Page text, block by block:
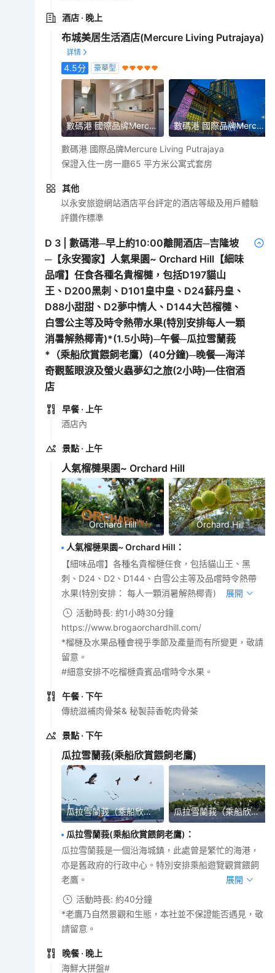
酒店 · 晚上
布城美居生活酒店(Mercure Living Putrajaya)
4.5分 豪華型
數碼港 國際品牌Mercure Living Putrajaya 數碼港 國際品牌Mercure Living Putrajaya
數碼港 國際品牌Mercure Living Putrajaya
保證入住一房一廳65 平方米公寓式套房
其他
以永安旅遊網站酒店平台評定的酒店等級及用戶體驗
評鑽作標準
D 3 |數碼港─早上約10:00離開酒店─吉隆坡
─【永安獨家】人氣果園~ Orchard Hill【細味
品嚐】任食各種名貴榴槤，包括D197貓山
王、D200黑刺、D101皇中皇、D24蘇丹皇、
D88小甜甜、D2夢中情人、D144大芭榴槤、
白雪公主等及時令熱帶水果(特別安排每人一顆
消暑解熱椰青)*(1.5小時)─午餐─瓜拉雪蘭莪
*（乘船欣賞餵飼老鷹）(40分鐘)─晚餐—海洋
奇觀藍眼淚及螢火蟲夢幻之旅(2小時)—住宿酒
店
早餐 · 上午
酒店內
景點 · 上午
人氣榴槤果園~ Orchard Hill
Orchard Hill Orchard Hill
人氣榴槤果園~ Orchard Hill ：
【細味品嚐】各種名貴榴槤任食，包括貓山王、黑
刺、D24、D2、D144、白雪公主等及品嚐時令熱帶
水果(特別安排： 每人一顆消暑解熱椰青)
展開
活動時長: 約1小時30分鐘
https://www.brogaorchardhill.com/
*榴槤及水果品種會視乎季節及產量而有所變更，敬請
留意。
#細意安排不吃榴槤貴賓品嚐時令水果。
午餐 · 下午
傳統滋補肉骨茶& 秘製蒜香乾肉骨茶
景點 · 下午
瓜拉雪蘭莪(乘船欣賞餵飼老鷹)
瓜拉雪蘭莪（乘船欣賞餵飼老鷹) 瓜拉雪蘭莪（乘船欣賞餵飼老鷹)
瓜拉雪蘭莪(乘船欣賞餵飼老鷹) ：
瓜拉雪蘭莪是一個沿海城鎮，此處曾是繁忙的海港，
亦是舊政府的行政中心。特別安排乘船遊覽觀賞餵飼
老鷹。
展開
活動時長: 約40分鐘
*老鷹乃自然景觀和生態，本社並不保證能否遇見，敬
請留意。
晚餐 · 晚上
海鮮大拼盤#